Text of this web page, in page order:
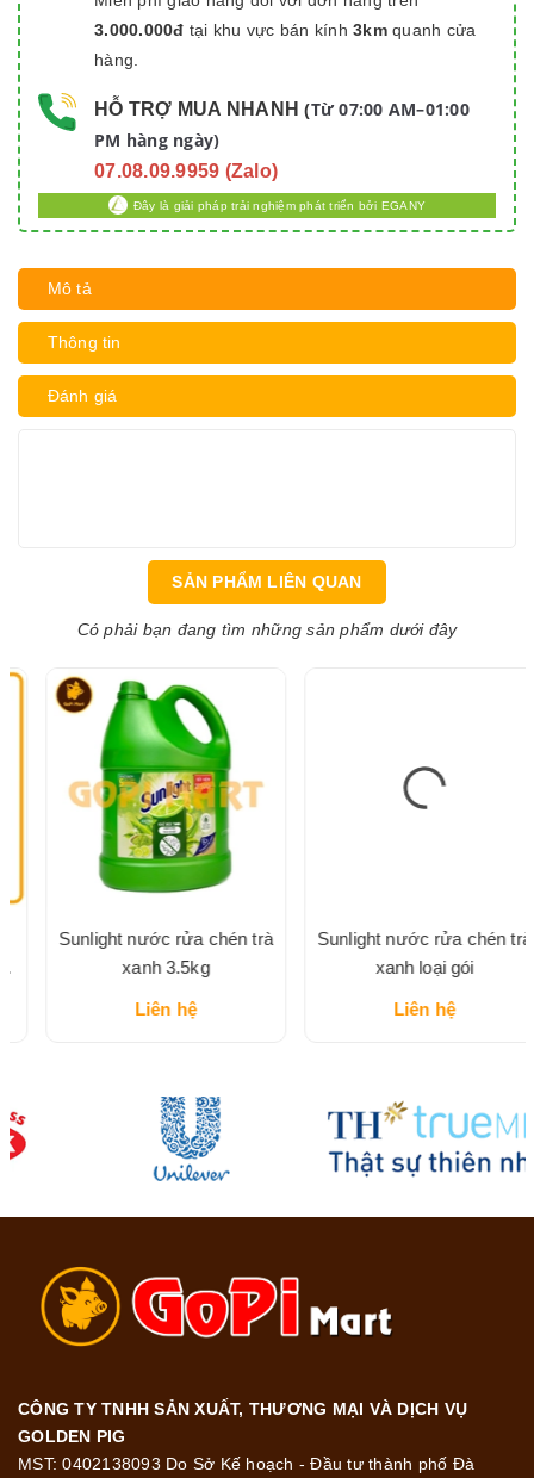
3.000.000đ tại khu vực bán kính 3kmquanh cửa
hàng.
HỖ TRỢ MUA NHANH (Từ 07:00 AM–01:00
PM hàng ngày)
07.08.09.9959 (Zalo)
Đây là giải pháp trải nghiệm phát triển bởi EGANY
Mô tả
Thông tin
Đánh giá
SẢN PHẨM LIÊN QUAN
Có phải bạn đang tìm những sản phẩm dưới đây
Sunlight nước rửa chén trà
xanh 3.5kg
Liên hệ
Sunlight nước rửa chén trà
xanh loại gói
Liên hệ
CÔNG TY TNHH SẢN XUẤT, THƯƠNG MẠI VÀ DỊCH VỤ
GOLDEN PIG
MST: 0402138093 Do Sở Kế hoạch - Đầu tư thành phố Đà